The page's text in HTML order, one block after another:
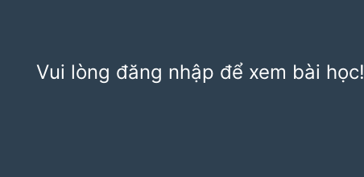
Vui lòng đăng nhập để xem bài học!